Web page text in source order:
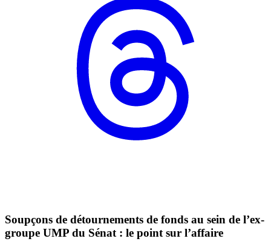
Soupçons de détournements de fonds au sein de l’ex-
groupe UMP du Sénat : le point sur l’affaire